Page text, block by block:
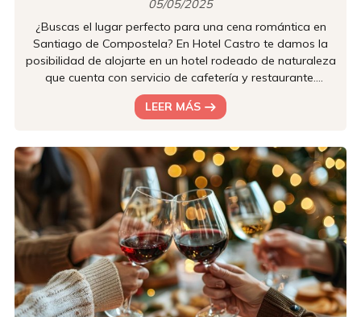
05/05/2025
¿Buscas el lugar perfecto para una cena romántica en
Santiago de Compostela? En Hotel Castro te damos la
posibilidad de alojarte en un hotel rodeado de naturaleza
que cuenta con servicio de cafetería y restaurante.
Trabajamos por combinar una gastronomía exquisita y
un entorno natural que invita a la relajación. Un entorno
Santiago, nuestro hotel se encuentra en un entorno
tranquilo y rodeado de naturaleza, ideal para escapar
del bullicio de la ...
LEER MÁS